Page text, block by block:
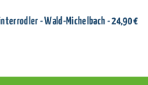
- Wald-Michelbach - 24,90 €